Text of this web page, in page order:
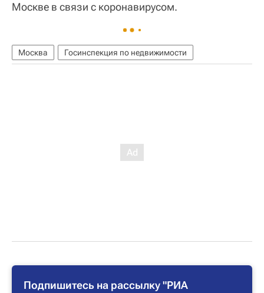
Москве в связи с коронавирусом.
Москва Госинспекция по недвижимости
Подпишитесь на рассылку "РИА